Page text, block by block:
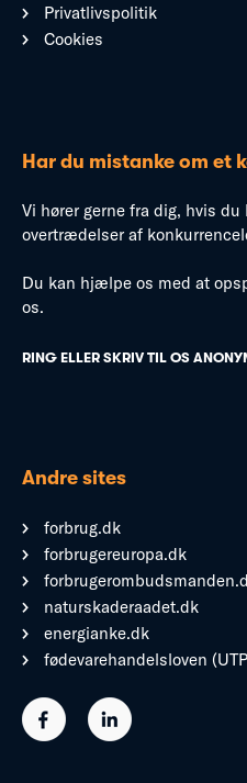
Privatlivspolitik
Cookies
Har du mistanke om et
Vi hører gerne fra dig, hvis
overtrædelser af
Du kan hjælpe os med at
os.
RING ELLER SKRIV TIL OS
Andre sites
forbrug.dk
forbrugereuropa.dk
naturskaderaadet.dk
energianke.dk
fødevarehandelsloven